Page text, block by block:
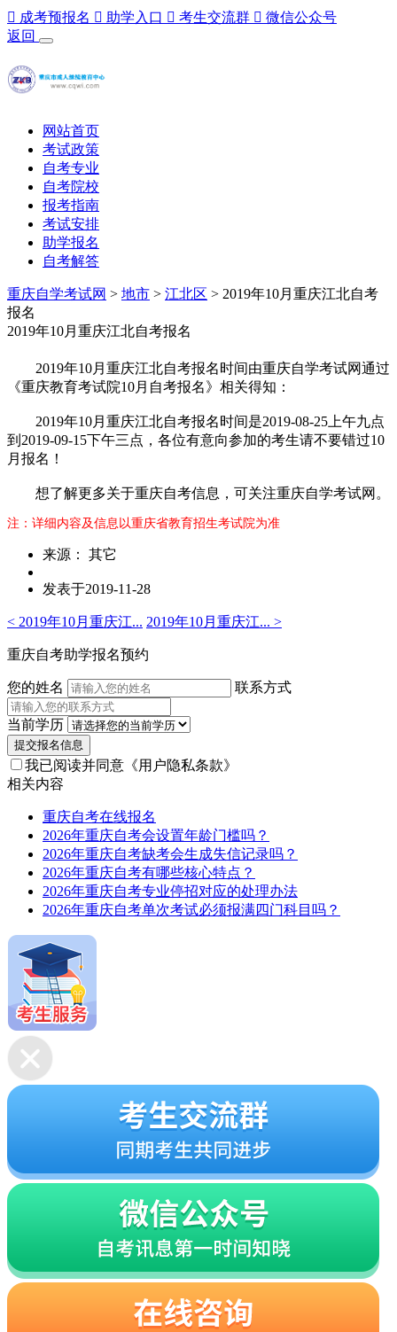
 成考预报名  助学入口  考生交流群  微信公众号
返回
网站首页
考试政策
自考专业
自考院校
报考指南
考试安排
助学报名
自考解答
重庆自学考试网 > 地市 > 江北区 > 2019年10月重庆江北自考
报名
2019年10月重庆江北自考报名
2019年10月重庆江北自考报名时间由重庆自学考试网通过
《重庆教育考试院10月自考报名》相关得知：
2019年10月重庆江北自考报名时间是2019-08-25上午九点
到2019-09-15下午三点，各位有意向参加的考生请不要错过10
月报名！
想了解更多关于重庆自考信息，可关注重庆自学考试网。
注：详细内容及信息以重庆省教育招生考试院为准
来源： 其它
发表于2019-11-28
< 2019年10月重庆江... 2019年10月重庆江... >
重庆自考助学报名预约
您的姓名 联系方式
当前学历
提交报名信息
我已阅读并同意 《用户隐私条款》
相关内容
重庆自考在线报名
2026年重庆自考会设置年龄门槛吗？
2026年重庆自考缺考会生成失信记录吗？
2026年重庆自考有哪些核心特点？
2026年重庆自考专业停招对应的处理办法
2026年重庆自考单次考试必须报满四门科目吗？